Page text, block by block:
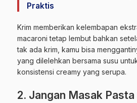
Praktis
Krim memberikan kelembapan
macaroni tetap lembut bahkan
tak ada krim, kamu bisa
yang dilelehkan bersama susu
konsistensi creamy yang serupa.
2. Jangan Masak Pasta